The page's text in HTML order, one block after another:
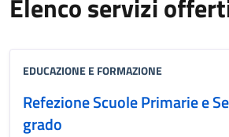
Elenco servizi
EDUCAZIONE E FORMAZIONE
Refezione Scuole Primarie e
grado